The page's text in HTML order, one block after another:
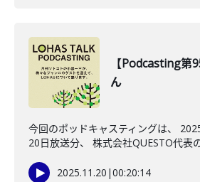
【Podcasting第
ん
今回のポッドキャスティングは、
20日放送分、 株式会社QUESTO代表
2025.11.20 |00:20:14